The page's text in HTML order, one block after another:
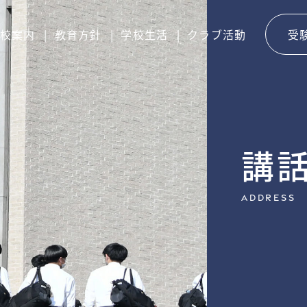
案内 教育方針 学校生活 クラブ活動 受
講
Address